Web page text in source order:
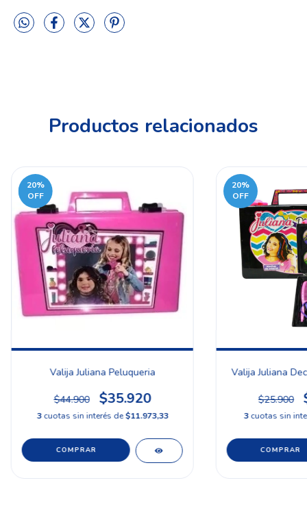
Productos relacionados
20%
OFF
Valija Juliana Peluqueria
$44.900 $35.920
3 cuotas sin interés de$11.973,33
20%
OFF
Valija Juliana
$25.900
3 cuotas sin